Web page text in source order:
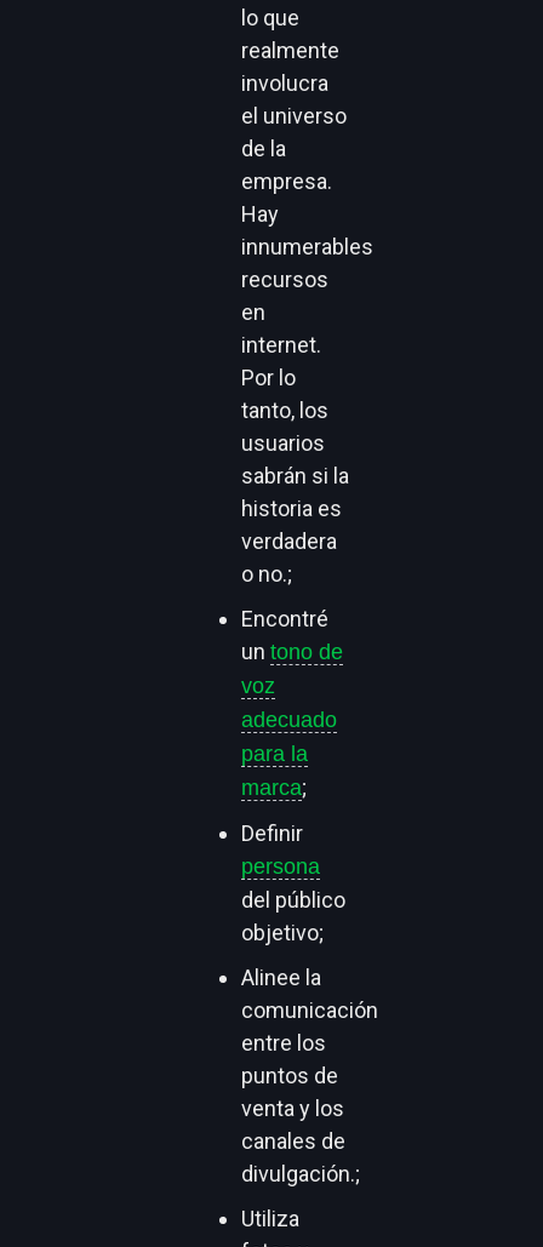
lo que
realmente
involucra
el universo
de la
empresa.
Hay
innumerables
recursos
en
internet.
Por lo
tanto, los
usuarios
sabrán si la
historia es
verdadera
o no.;
Encontré
untono de
voz
adecuado
para la
marca;
Definir
persona
del público
objetivo;
Alinee la
comunicación
entre los
puntos de
venta y los
canales de
divulgación.;
Utiliza